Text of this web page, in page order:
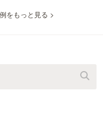
をもっと見る >